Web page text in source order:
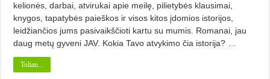
kelionės, darbai, atvirukai apie meilę, pilietybės klausimai,
knygos, tapatybės paieškos ir visos kitos įdomios istorijos,
leidžiančios jums pasivaikščioti kartu su mumis. Romanai, jau
daug metų gyveni JAV. Kokia Tavo atvykimo čia istorija? …
Toliau...